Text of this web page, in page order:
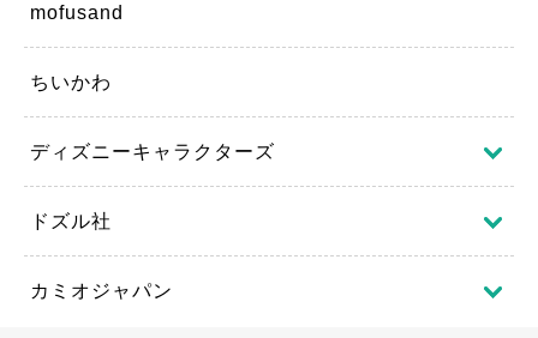
mofusand
ちいかわ
ディズニーキャラクターズ
ドズル社
カミオジャパン